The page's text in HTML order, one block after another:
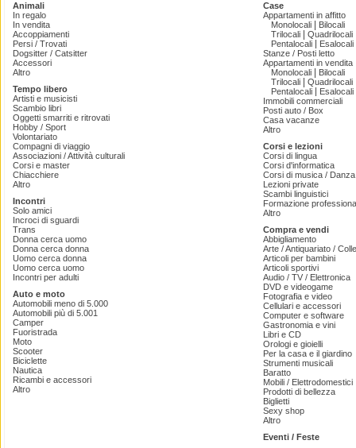
Animali
In regalo
In vendita
Accoppiamenti
Persi / Trovati
Dogsitter / Catsitter
Accessori
Altro
Tempo libero
Artisti e musicisti
Scambio libri
Oggetti smarriti e ritrovati
Hobby / Sport
Volontariato
Compagni di viaggio
Associazioni / Attività culturali
Corsi e master
Chiacchiere
Altro
Incontri
Solo amici
Incroci di sguardi
Trans
Donna cerca uomo
Donna cerca donna
Uomo cerca donna
Uomo cerca uomo
Incontri per adulti
Auto e moto
Automobili meno di 5.000
Automobili più di 5.001
Camper
Fuoristrada
Moto
Scooter
Biciclette
Nautica
Ricambi e accessori
Altro
Case
Appartamenti in affitto
Monolocali
Bilocali
Trilocali
Quadrilocali
Pentalocali
Esalocali
Stanze / Posti letto
Appartamenti in vendita
Monolocali
Bilocali
Trilocali
Quadrilocali
Pentalocali
Esalocali
Immobili commerciali
Posti auto / Box
Casa vacanze
Altro
Corsi e lezioni
Corsi di lingua
Corsi d'informatica
Corsi di musica /
Lezioni private
Scambi linguistici
Formazione
Altro
Compra e vendi
Abbigliamento
Arte / Antiquariato /
Articoli per bambini
Articoli sportivi
Audio / TV / Elettronica
DVD e videogame
Fotografia e video
Cellulari e accessori
Computer e software
Gastronomia e vini
Libri e CD
Orologi e gioielli
Per la casa e il giardino
Strumenti musicali
Baratto
Mobili / Elettrodomestici
Prodotti di bellezza
Biglietti
Sexy shop
Altro
Eventi / Feste